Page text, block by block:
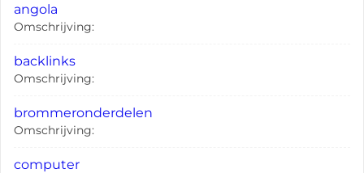
angola
Omschrijving:
backlinks
Omschrijving:
brommeronderdelen
Omschrijving:
computer